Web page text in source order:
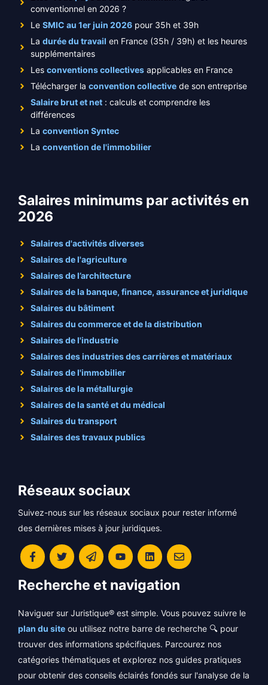
conventionnel en 2026 ?
Le SMIC au 1er juin 2026 pour 35h et 39h
La durée du travail en France (35h / 39h) et les heures
supplémentaires
Les conventions collectives applicables en France
Télécharger la convention collective de son entreprise
Salaire brut et net : calculs et comprendre les
différences
La convention Syntec
La convention de l'immobilier
Salaires minimums par activités en
2026
Salaires d'activités diverses
Salaires de l'agriculture
Salaires de l’architecture
Salaires de la banque, finance, assurance et juridique
Salaires du bâtiment
Salaires du commerce et de la distribution
Salaires de l'industrie
Salaires des industries des carrières et matériaux
Salaires de l'immobilier
Salaires de la métallurgie
Salaires de la santé et du médical
Salaires du transport
Salaires des travaux publics
Réseaux sociaux
Suivez-nous sur les réseaux sociaux pour rester informé
des dernières mises à jour juridiques.
Recherche et navigation
Naviguer sur Juristique® est simple. Vous pouvez suivre le
plan du site ou utilisez notre barre de recherche 🔍 pour
trouver des informations spécifiques. Parcourez nos
catégories thématiques et explorez nos guides pratiques
pour obtenir des conseils éclairés fondés sur l'analyse de la